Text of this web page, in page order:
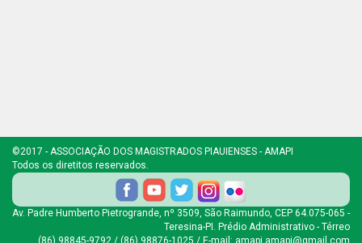
©2017 - ASSOCIAÇÃO DOS MAGISTRADOS PIAUIENSES - AMAPI
Todos os diretitos reservados.
Av. Padre Humberto Pietrogrande, nº 3509, São Raimundo, CEP 64.075-065 -
Teresina-PI. Prédio Administrativo - Térreo